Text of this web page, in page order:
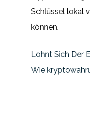
Schlüssel lokal
können.
Lohnt Sich Der
Wie